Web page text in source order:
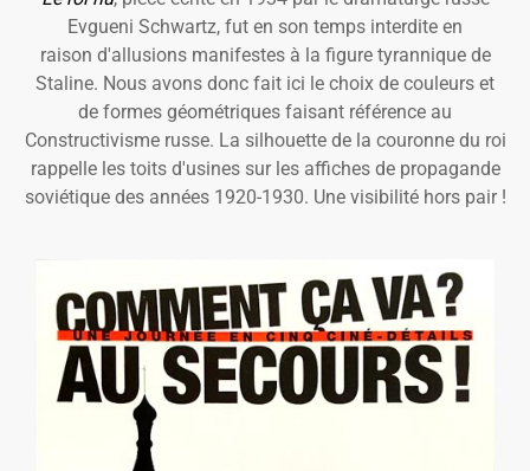
Evgueni Schwartz, fut en son temps interdite en
raison d'allusions manifestes à la figure tyrannique de
Staline. Nous avons donc fait ici le choix de couleurs et
de formes géométriques faisant référence au
Constructivisme russe. La silhouette de la couronne du roi
rappelle les toits d'usines sur les affiches de propagande
soviétique des années 1920-1930. Une visibilité hors pair !